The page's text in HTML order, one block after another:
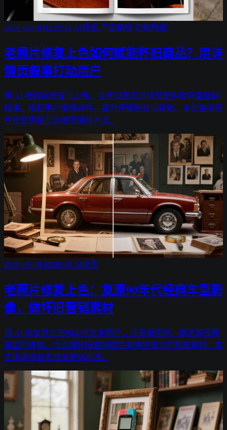
2026-06-18 02:29:16 AI修图 产品精修 功能教程
老照片修复上色如何赋能怀旧商品？用详
情页叙事打动用户
用 AI 老照片修复与上色，在怀旧商品详情页里构建有温度的
叙事，唤起用户情感共鸣，提升停留时长与转化。本文讲清照
片修复思路与详情页编排方法。
2026-06-18 02:09:34 AI修图
老照片修复上色：复原90年代经典车型影
像，做怀旧营销素材
用 AI 修复并上色90年代老车照片，还原桑塔纳、捷达等经典
车型的样貌，为品牌怀旧营销提供有情感张力的视觉素材。本
文讲清修复思路与营销用法。